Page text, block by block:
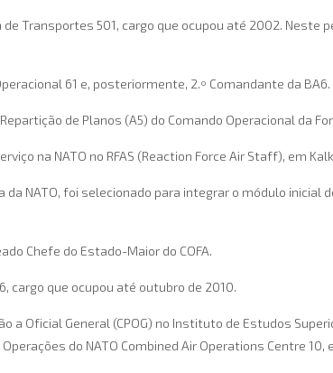
Transportes 501, cargo que ocupou até 2002. Neste
61 e, posteriormente, 2.º Comandante da BA6.
de Planos (A5) do Comando Operacional da
na NATO no RFAS (Reaction Force Air Staff), em
NATO, foi selecionado para integrar o módulo inicial
Chefe do Estado-Maior do COFA.
cargo que ocupou até outubro de 2010.
a Oficial General (CPOG) no Instituto de Estudos
do NATO Combined Air Operations Centre 10,